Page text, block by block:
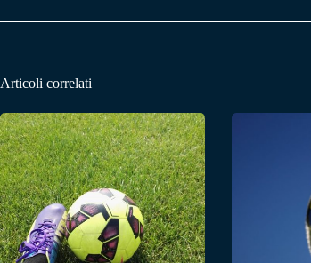
Articoli correlati